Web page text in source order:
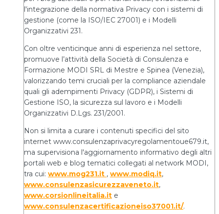
l'integrazione della normativa Privacy con i sistemi di
gestione (come la ISO/IEC 27001) e i Modelli
Organizzativi 231.
Con oltre venticinque anni di esperienza nel settore,
promuove l’attività della Società di Consulenza e
Formazione MODI SRL di Mestre e Spinea (Venezia),
valorizzando temi cruciali per la compliance aziendale
quali gli adempimenti Privacy (GDPR), i Sistemi di
Gestione ISO, la sicurezza sul lavoro e i Modelli
Organizzativi D.Lgs. 231/2001.
Non si limita a curare i contenuti specifici del sito
internet www.consulenzaprivacyregolamentoue679.it,
ma supervisiona l'aggiornamento informativo degli altri
portali web e blog tematici collegati al network MODI,
tra cui: www.mog231.it , www.modiq.it,
www.consulenzasicurezzaveneto.it,
www.corsionlineitalia.it e
www.consulenzacertificazioneiso37001.it/.